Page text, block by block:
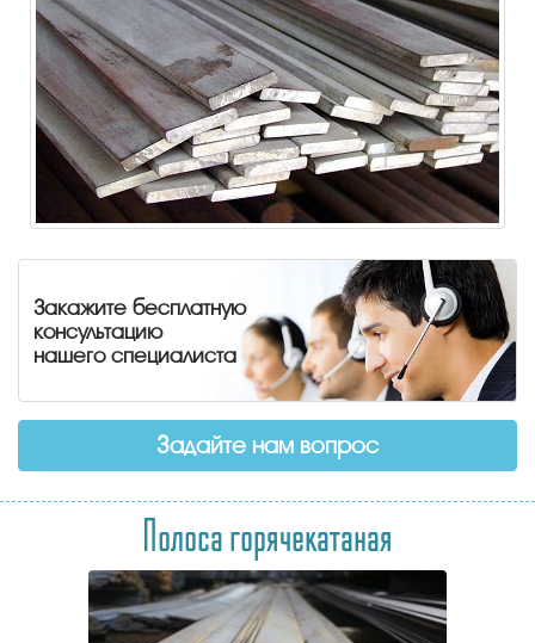
Закажите бесплатную
консультацию
нашего специалиста
Задайте нам вопрос
Полоса горячекатаная